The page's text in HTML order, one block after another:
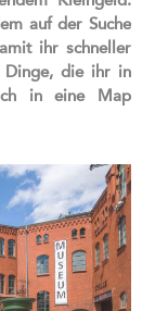
auf der Suche
ihr schneller
Dinge, die ihr in
in eine Map